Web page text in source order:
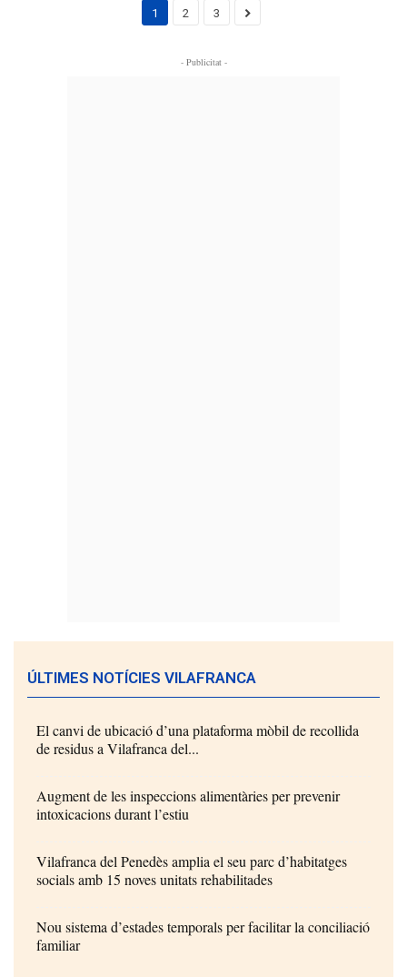
1 2 3
- Publicitat -
ÚLTIMES NOTÍCIES VILAFRANCA
El canvi de ubicació d’una plataforma mòbil de recollida
de residus a Vilafranca del...
Augment de les inspeccions alimentàries per prevenir
intoxicacions durant l’estiu
Vilafranca del Penedès amplia el seu parc d’habitatges
socials amb 15 noves unitats rehabilitades
Nou sistema d’estades temporals per facilitar la conciliació
familiar